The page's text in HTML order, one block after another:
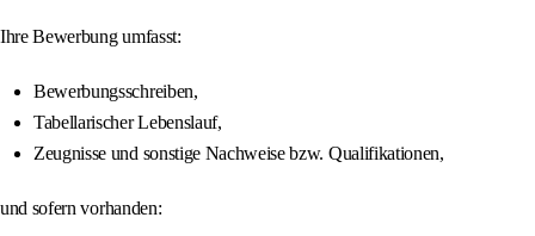
Ihre Bewerbung umfasst:
Bewerbungsschreiben,
Tabellarischer Lebenslauf,
Zeugnisse und sonstige Nachweise bzw. Qualifikationen,
und sofern vorhanden: